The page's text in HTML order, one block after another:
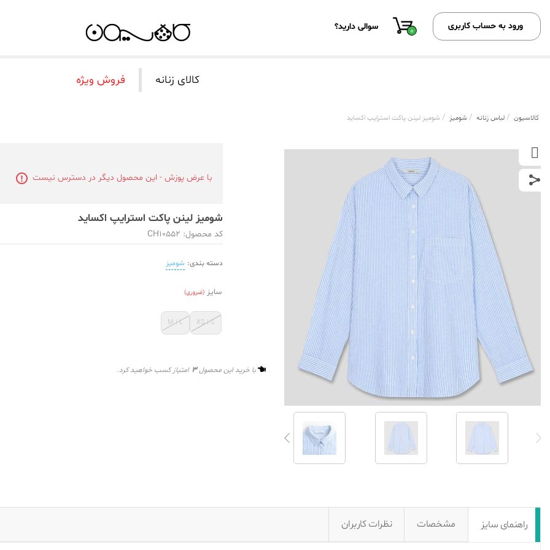
ورود به حساب کاربری 0 سوالی دارید؟
کالای زنانه فروش ویژه
کالاسیون / لباس زنانه / شومیز / شومیز لینن پاکت استرایپ اکساید
با عرض پوزش - این محصول دیگر در دسترس نیست
شومیز لینن پاکت استرایپ اکساید
کد محصول: CH10552
دسته بندی: شومیز
سایز (ضروری)
XS | S
M | L
با خرید این محصول3 امتیاز کسب خواهید کرد.
راهنمای سایز مشخصات نظرات کاربران